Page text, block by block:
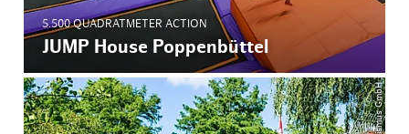
5.500 QUADRATMETER ACTION
JUMP House Poppenbüttel